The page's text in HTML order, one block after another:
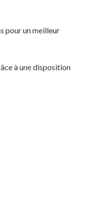
pour un meilleur
à une disposition